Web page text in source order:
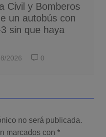
Civil y Bomberos
un autobús con
sin que haya
2026 0
no será publicada.
marcados con *